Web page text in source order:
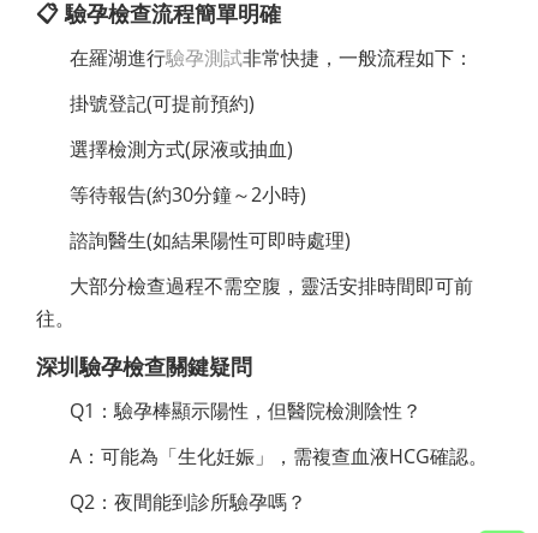
📋 驗孕檢查流程簡單明確
在羅湖進行驗孕測試非常快捷，一般流程如下：
掛號登記(可提前預約)
選擇檢測方式(尿液或抽血)
等待報告(約30分鐘～2小時)
諮詢醫生(如結果陽性可即時處理)
大部分檢查過程不需空腹，靈活安排時間即可前
往。
深圳驗孕檢查關鍵疑問
Q1：驗孕棒顯示陽性，但醫院檢測陰性？
A：可能為「生化妊娠」，需複查血液HCG確認。
Q2：夜間能到診所驗孕嗎？